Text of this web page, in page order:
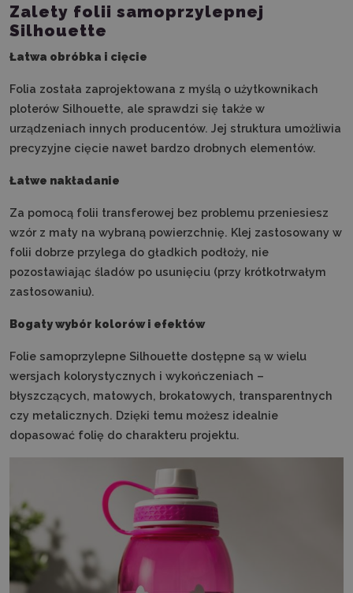
Zalety folii samoprzylepnej
Silhouette
Łatwa obróbka i cięcie
Folia została zaprojektowana z myślą o użytkownikach
ploterów Silhouette, ale sprawdzi się także w
urządzeniach innych producentów. Jej struktura umożliwia
precyzyjne cięcie nawet bardzo drobnych elementów.
Łatwe nakładanie
Za pomocą folii transferowej bez problemu przeniesiesz
wzór z maty na wybraną powierzchnię. Klej zastosowany w
folii dobrze przylega do gładkich podłoży, nie
pozostawiając śladów po usunięciu (przy krótkotrwałym
zastosowaniu).
Bogaty wybór kolorów i efektów
Folie samoprzylepne Silhouette dostępne są w wielu
wersjach kolorystycznych i wykończeniach –
błyszczących, matowych, brokatowych, transparentnych
czy metalicznych. Dzięki temu możesz idealnie
dopasować folię do charakteru projektu.